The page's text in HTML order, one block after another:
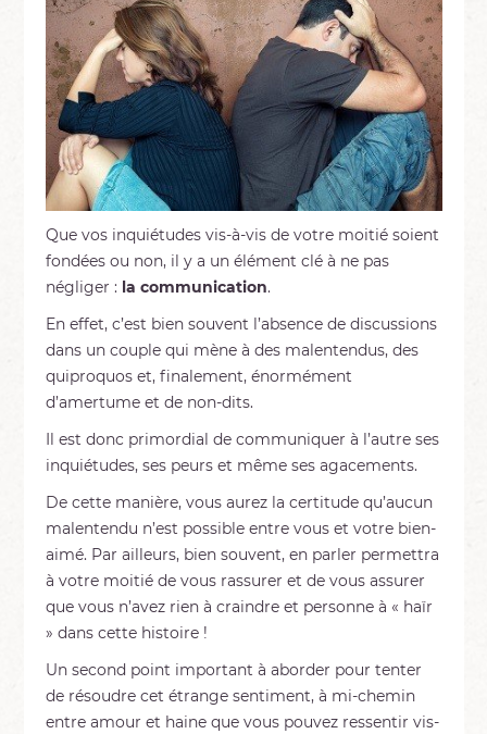
Que vos inquiétudes vis-à-vis de votre moitié soient
fondées ou non, il y a un élément clé à ne pas
négliger : la communication.
En effet, c’est bien souvent l’absence de discussions
dans un couple qui mène à des malentendus, des
quiproquos et, finalement, énormément
d’amertume et de non-dits.
Il est donc primordial de communiquer à l’autre ses
inquiétudes, ses peurs et même ses agacements.
De cette manière, vous aurez la certitude qu’aucun
malentendu n’est possible entre vous et votre bien-
aimé. Par ailleurs, bien souvent, en parler permettra
à votre moitié de vous rassurer et de vous assurer
que vous n’avez rien à craindre et personne à « haïr
» dans cette histoire !
Un second point important à aborder pour tenter
de résoudre cet étrange sentiment, à mi-chemin
entre amour et haine que vous pouvez ressentir vis-